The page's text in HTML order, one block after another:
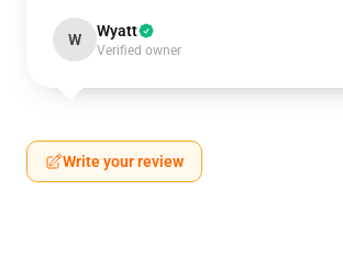
W Wyatt
Verified owner
Write your review